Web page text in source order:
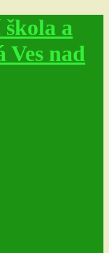
a
Ves nad